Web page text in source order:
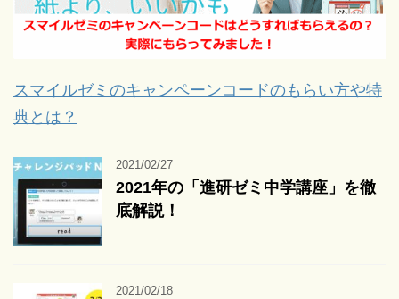
スマイルゼミのキャンペーンコードのもらい方や特
典とは？
2021/02/27
2021年の「進研ゼミ中学講座」を徹
底解説！
2021/02/18